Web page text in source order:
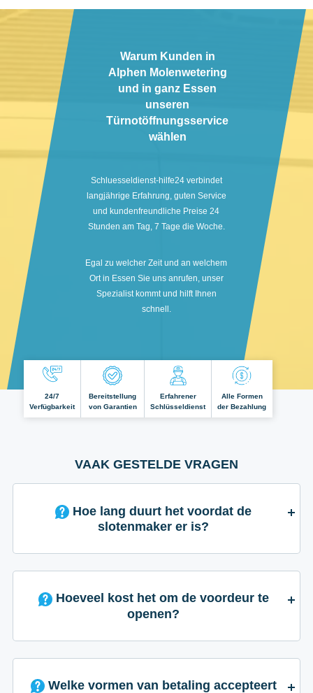
Warum Kunden in
Alphen Molenwetering
und in ganz Essen
unseren
Türnotöffnungsservice
wählen
Schluesseldienst-hilfe24 verbindet
langjährige Erfahrung, guten Service
und kundenfreundliche Preise 24
Stunden am Tag, 7 Tage die Woche.
Egal zu welcher Zeit und an welchem
Ort in Essen Sie uns anrufen, unser
Spezialist kommt und hilft Ihnen
schnell.
24/7
Verfügbarkeit
Bereitstellung
von Garantien
Erfahrener
Schlüsseldienst
Alle Formen
der Bezahlung
VAAK GESTELDE VRAGEN
slotenmaker er is?
Hoeveel kost het om de voordeur te
openen?
Welke vormen van betaling accepteert